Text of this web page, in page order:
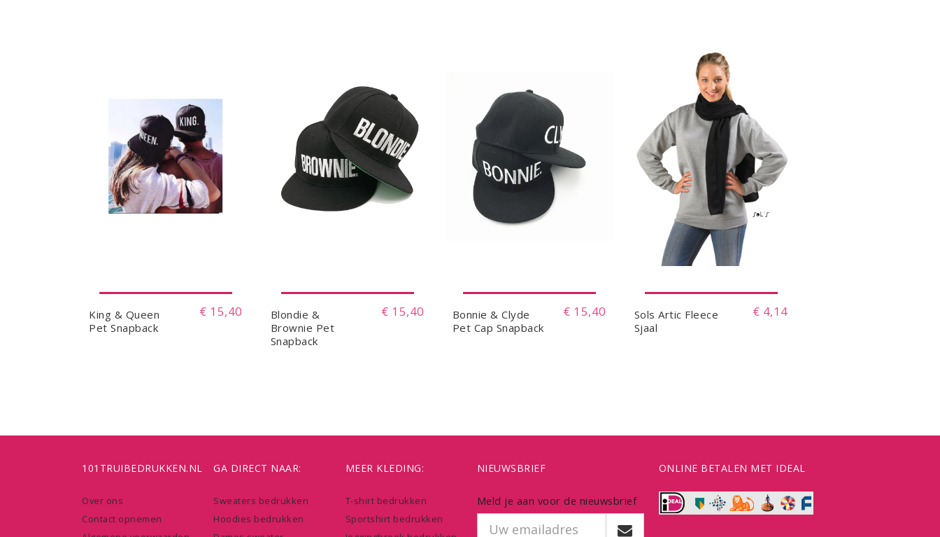
King & Queen
Pet Snapback
€ 15,40
Blondie &
Brownie Pet
Snapback
€ 15,40
Bonnie & Clyde
Pet Cap Snapback
€ 15,40
Sols Artic Fleece
Sjaal
€ 4,14
101TRUIBEDRUKKEN.NL
Over ons
Contact opnemen
GA DIRECT NAAR:
Sweaters bedrukken
Hoodies bedrukken
MEER KLEDING:
T-shirt bedrukken
Sportshirt bedrukken
NIEUWSBRIEF
Meld je aan voor de nieuwsbrief
ONLINE BETALEN MET IDEAL